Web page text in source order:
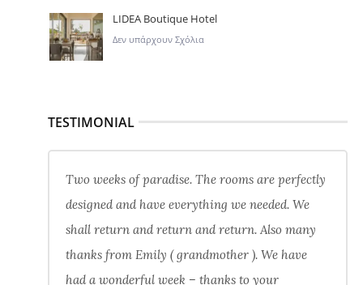
LIDEA Boutique Hotel
Δεν υπάρχουν Σχόλια
TESTIMONIAL
Two weeks of paradise. The rooms are perfectly
designed and have everything we needed. We
shall return and return and return. Also many
thanks from Emily ( grandmother ). We have
had a wonderful week – thanks to your